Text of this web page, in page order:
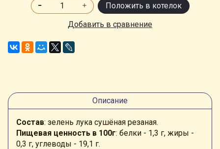
Положить в котелок
Добавить в сравнение
Описание
Состав: зелень лука сушёная резаная.
Пищевая ценность в 100г: белки - 1,3 г, жиры -
0,3 г, углеводы - 19,1 г.